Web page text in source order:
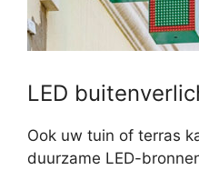
LED
Ook uw tuin of terras
duurzame LED-